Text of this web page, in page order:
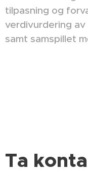
tilpasning og
verdivurdering
samt samspillet
Ta